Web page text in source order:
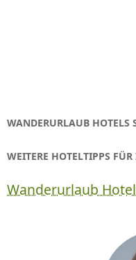
WANDERURLAUB HOTELS
WEITERE HOTELTIPPS FÜR
Wanderurlaub